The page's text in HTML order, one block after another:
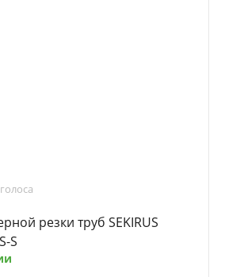
резки труб SEKIRUS
S